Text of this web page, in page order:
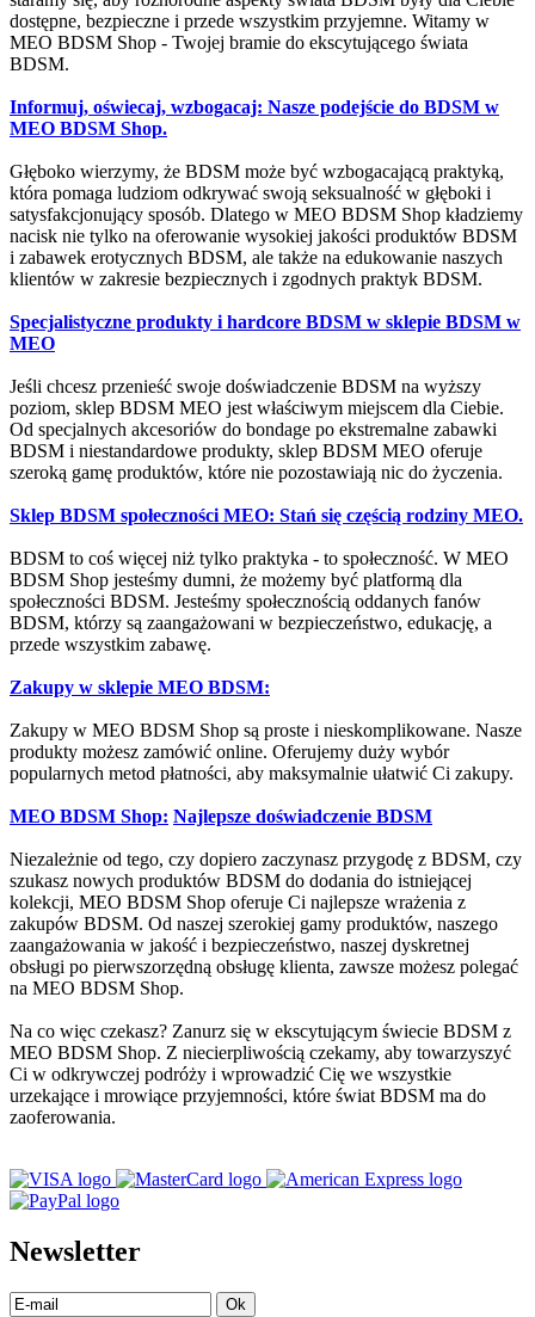
dostępne, bezpieczne i przede wszystkim przyjemne. Witamy w
MEO BDSM Shop - Twojej bramie do ekscytującego świata
BDSM.
Informuj, oświecaj, wzbogacaj: Nasze podejście do BDSM w
MEO BDSM Shop.
Głęboko wierzymy, że BDSM może być wzbogacającą praktyką,
która pomaga ludziom odkrywać swoją seksualność w głęboki i
satysfakcjonujący sposób. Dlatego w MEO BDSM Shop kładziemy
nacisk nie tylko na oferowanie wysokiej jakości produktów BDSM
i zabawek erotycznych BDSM, ale także na edukowanie naszych
klientów w zakresie bezpiecznych i zgodnych praktyk BDSM.
Specjalistyczne produkty i hardcore BDSM w sklepie BDSM w
MEO
Jeśli chcesz przenieść swoje doświadczenie BDSM na wyższy
poziom, sklep BDSM MEO jest właściwym miejscem dla Ciebie.
Od specjalnych akcesoriów do bondage po ekstremalne zabawki
BDSM i niestandardowe produkty, sklep BDSM MEO oferuje
szeroką gamę produktów, które nie pozostawiają nic do życzenia.
Sklep BDSM społeczności MEO: Stań się częścią rodziny MEO.
BDSM to coś więcej niż tylko praktyka - to społeczność. W MEO
BDSM Shop jesteśmy dumni, że możemy być platformą dla
społeczności BDSM. Jesteśmy społecznością oddanych fanów
BDSM, którzy są zaangażowani w bezpieczeństwo, edukację, a
przede wszystkim zabawę.
Zakupy w sklepie MEO BDSM:
Zakupy w MEO BDSM Shop są proste i nieskomplikowane. Nasze
produkty możesz zamówić online. Oferujemy duży wybór
popularnych metod płatności, aby maksymalnie ułatwić Ci zakupy.
MEO BDSM Shop: Najlepsze doświadczenie BDSM
Niezależnie od tego, czy dopiero zaczynasz przygodę z BDSM, czy
szukasz nowych produktów BDSM do dodania do istniejącej
kolekcji, MEO BDSM Shop oferuje Ci najlepsze wrażenia z
zakupów BDSM. Od naszej szerokiej gamy produktów, naszego
zaangażowania w jakość i bezpieczeństwo, naszej dyskretnej
obsługi po pierwszorzędną obsługę klienta, zawsze możesz polegać
na MEO BDSM Shop.
Na co więc czekasz? Zanurz się w ekscytującym świecie BDSM z
MEO BDSM Shop. Z niecierpliwością czekamy, aby towarzyszyć
Ci w odkrywczej podróży i wprowadzić Cię we wszystkie
urzekające i mrowiące przyjemności, które świat BDSM ma do
zaoferowania.
Newsletter
Ok